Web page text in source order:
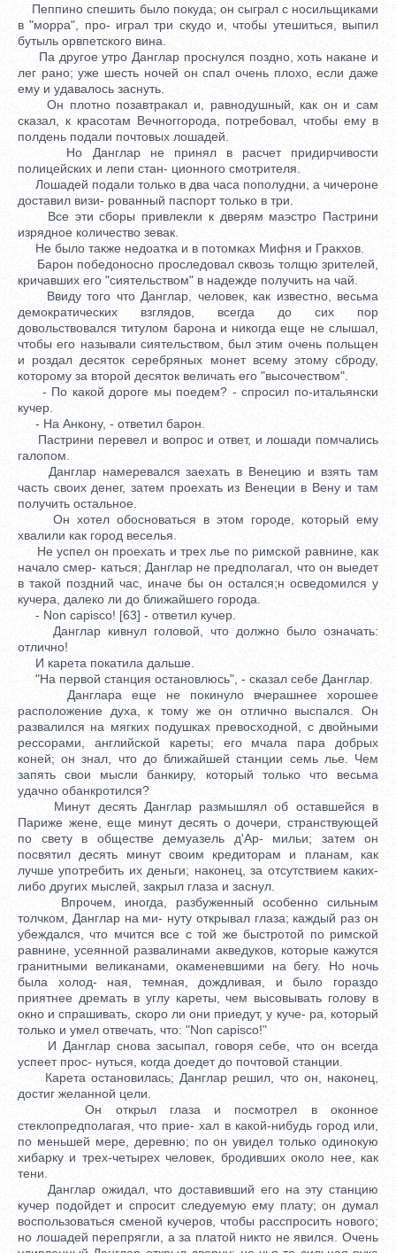
Пеппино спешить было покуда; он сыграл с носильщиками
в "морра", про- играл три скудо и, чтобы утешиться, выпил
бутыль орвпетского вина.
Па другое утро Данглар проснулся поздно, хоть накане и
лег рано; уже шесть ночей он спал очень плохо, если даже
ему и удавалось заснуть.
Он плотно позавтракал и, равнодушный, как он и сам
сказал, к красотам Вечноггорода, потребовал, чтобы ему в
полдень подали почтовых лошадей.
Но Данглар не принял в расчет придирчивости
полицейских и лепи стан- ционного смотрителя.
Лошадей подали только в два часа пополудни, а чичероне
доставил визи- рованный паспорт только в три.
Все эти сборы привлекли к дверям маэстро Пастрини
изрядное количество зевак.
Не было также недоатка и в потомках Мифня и Гракхов.
Барон победоносно проследовал сквозь толщю зрителей,
кричавших его "сиятельством" в надежде получить на чай.
Ввиду того что Данглар, человек, как известно, весьма
демократических взглядов, всегда до сих пор
довольствовался титулом барона и никогда еще не слышал,
чтобы его называли сиятельством, был этим очень польщен
и роздал десяток серебряных монет всему этому сброду,
которому за второй десяток величать его "высочеством".
- По какой дороге мы поедем? - спросил по-итальянски
кучер.
- На Анкону, - ответил барон.
Пастрини перевел и вопрос и ответ, и лошади помчались
галопом.
Данглар намеревался заехать в Венецию и взять там
часть своих денег, затем проехать из Венеции в Вену и там
получить остальное.
Он хотел обосноваться в этом городе, который ему
хвалили как город веселья.
Не успел он проехать и трех лье по римской равнине, как
начало смер- каться; Данглар не предполагал, что он выедет
в такой поздний час, иначе бы он остался;н осведомился у
кучера, далеко ли до ближайшего города.
- Non capisco! [63] - ответил кучер.
Данглар кивнул головой, что должно было означать:
отлично!
И карета покатила дальше.
"На первой станция остановлюсь", - сказал себе Данглар.
Данглара еще не покинуло вчерашнее хорошее
расположение духа, к тому же он отлично выспался. Он
развалился на мягких подушках превосходной, с двойными
рессорами, английской кареты; его мчала пара добрых
коней; он знал, что до ближайшей станции семь лье. Чем
запять свои мысли банкиру, который только что весьма
удачно обанкротился?
Минут десять Данглар размышлял об оставшейся в
Париже жене, еще минут десять о дочери, странствующей
по свету в обществе демуазель д'Ар- мильи; затем он
посвятил десять минут своим кредиторам и планам, как
лучше употребить их деньги; наконец, за отсутствием каких-
либо других мыслей, закрыл глаза и заснул.
Впрочем, иногда, разбуженный особенно сильным
толчком, Данглар на ми- нуту открывал глаза; каждый раз он
убеждался, что мчится все с той же быстротой по римской
равнине, усеянной развалинами акведуков, которые кажутся
гранитными великанами, окаменевшими на бегу. Но ночь
была холод- ная, темная, дождливая, и было гораздо
приятнее дремать в углу кареты, чем высовывать голову в
окно и спрашивать, скоро ли они приедут, у куче- ра, который
только и умел отвечать, что: "Non capisco!"
И Данглар снова засыпал, говоря себе, что он всегда
успеет прос- нуться, когда доедет до почтовой станции.
Карета остановилась; Данглар решил, что он, наконец,
достиг желанной цели.
Он открыл глаза и посмотрел в оконное
стеклопредполагая, что прие- хал в какой-нибудь город или,
по меньшей мере, деревню; по он увидел только одинокую
хибарку и трех-четырех человек, бродивших около нее, как
тени.
Данглар ожидал, что доставивший его на эту станцию
кучер подойдет и спросит следуемую ему плату; он думал
воспользоваться сменой кучеров, чтобы расспросить нового;
но лошадей перепрягли, а за платой никто не явился. Очень